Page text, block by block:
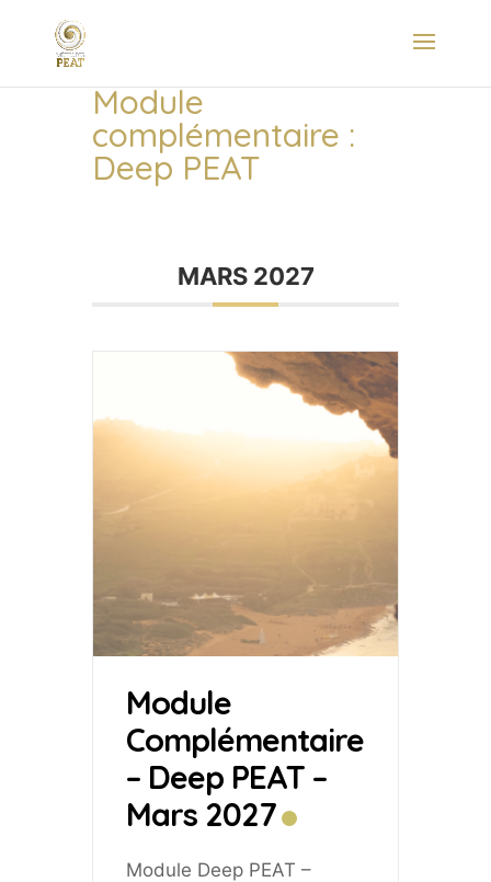
Module
complémentaire :
Deep PEAT
MARS 2027
Module
Complémentaire
– Deep PEAT –
Mars 2027
Module Deep PEAT –